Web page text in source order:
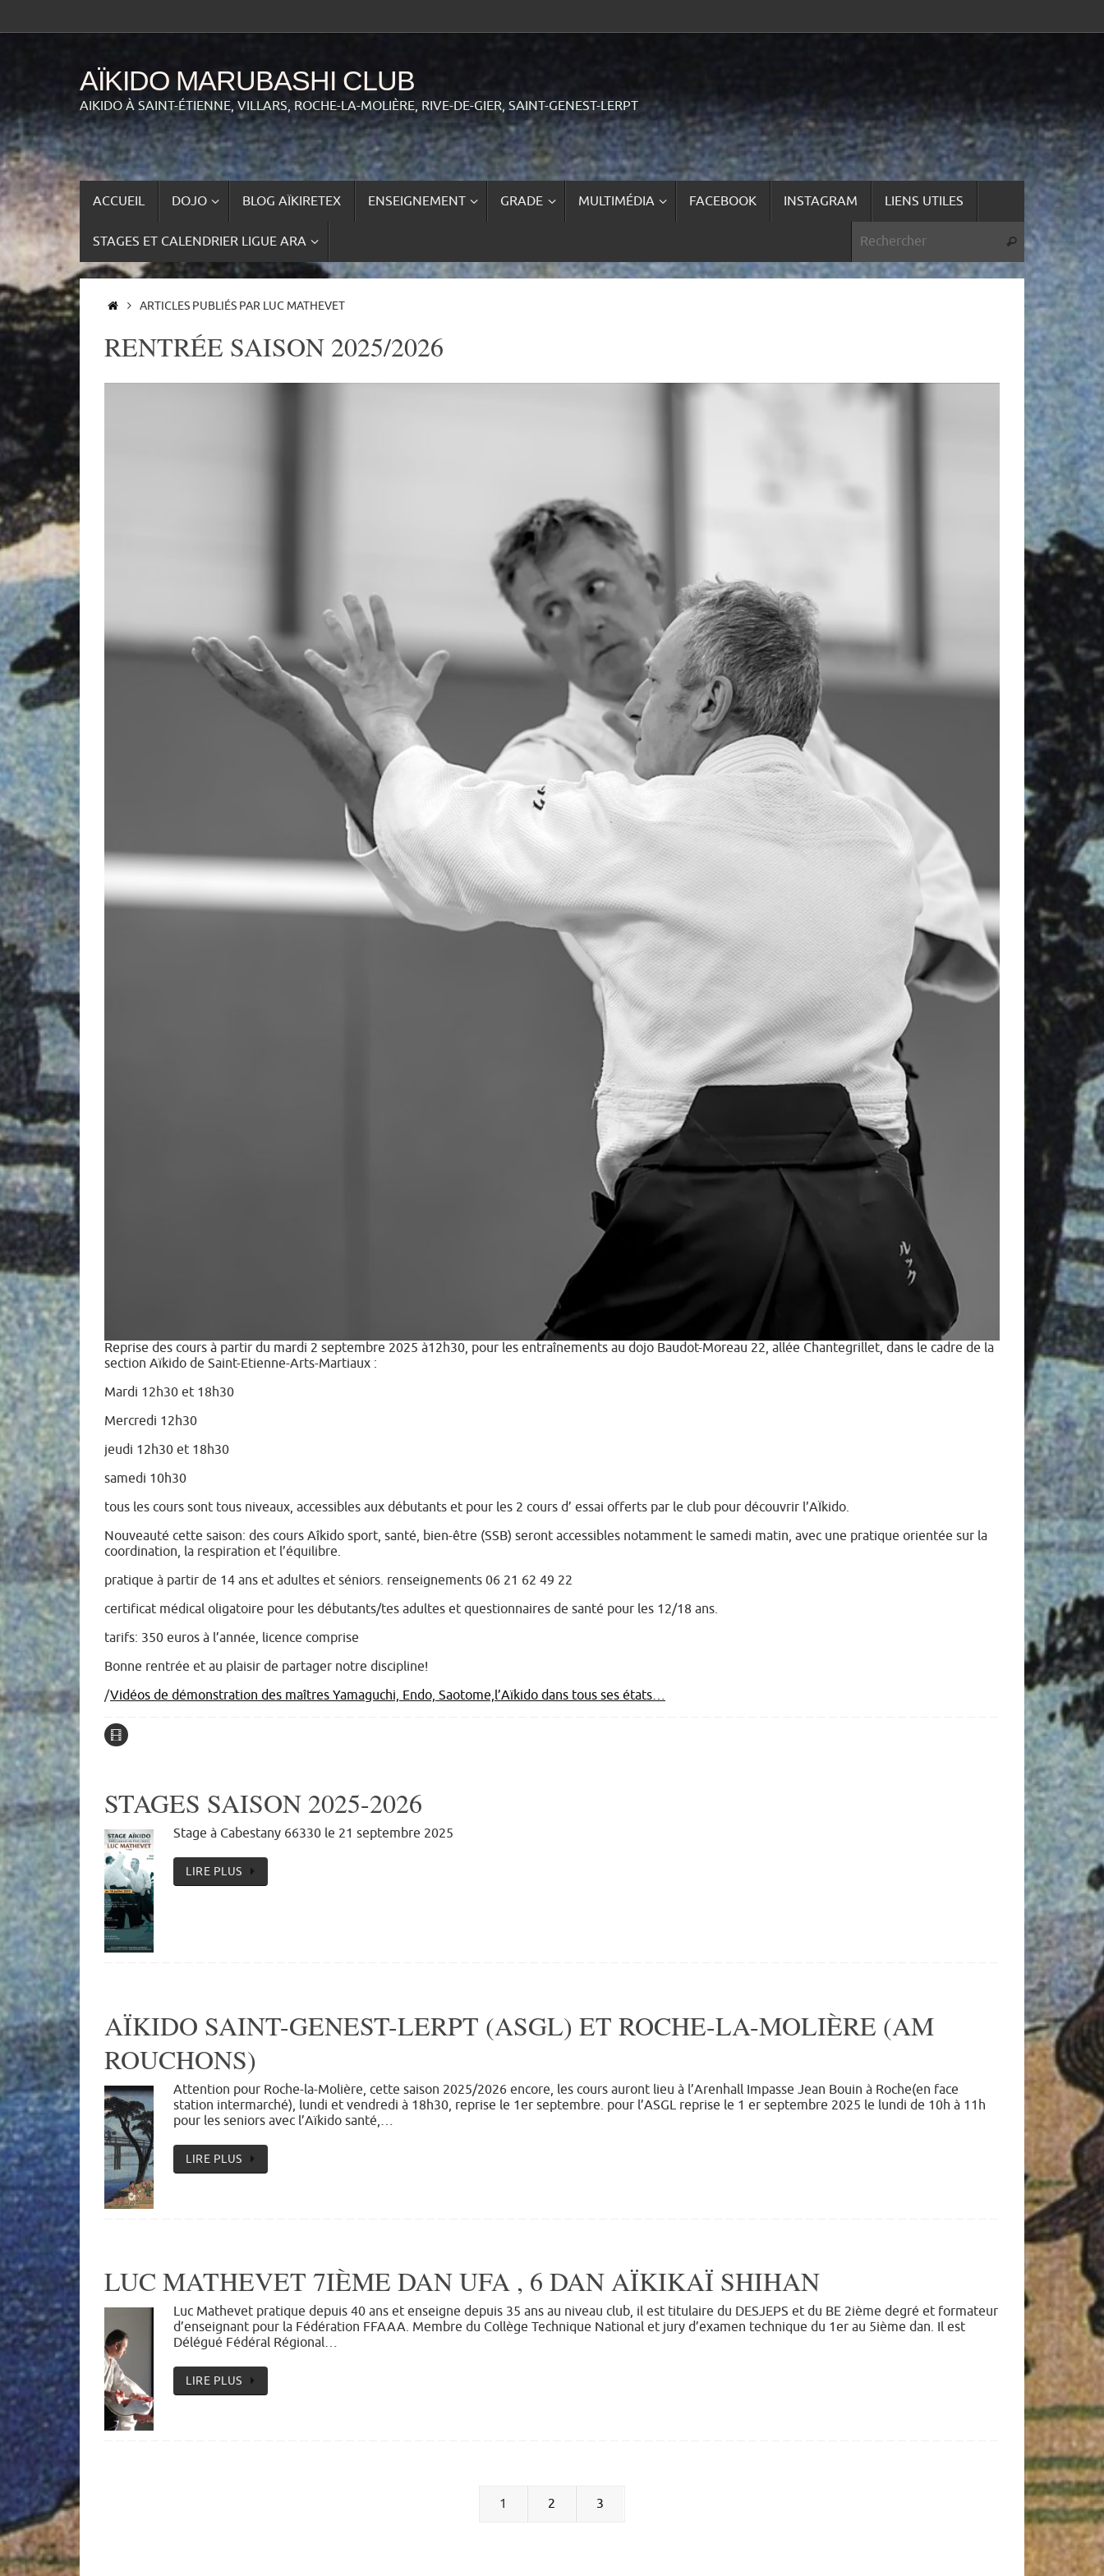
contenu
AÏKIDO MARUBASHI CLUB
AIKIDO À SAINT-ÉTIENNE, VILLARS, ROCHE-LA-MOLIÈRE, RIVE-DE-GIER, SAINT-GENEST-LERPT
PASSER
AU
CONTENU
ACCUEIL DOJO BLOG AÏKIRETEX ENSEIGNEMENT GRADE MULTIMÉDIA FACEBOOK INSTAGRAM LIENS UTILES
STAGES ET CALENDRIER LIGUE ARA
Recherche
Rechercher
ACCUEIL
ARTICLES PUBLIÉS PAR LUC MATHEVET
RENTRÉE SAISON 2025/2026
Reprise des cours à partir du mardi 2 septembre 2025 à12h30, pour les entraînements au dojo Baudot-Moreau 22, allée Chantegrillet, dans le cadre de la
section Aïkido de Saint-Etienne-Arts-Martiaux :
Mardi 12h30 et 18h30
Mercredi 12h30
jeudi 12h30 et 18h30
samedi 10h30
tous les cours sont tous niveaux, accessibles aux débutants et pour les 2 cours d’ essai offerts par le club pour découvrir l’AÏkido.
Nouveauté cette saison: des cours Aîkido sport, santé, bien-être (SSB) seront accessibles notamment le samedi matin, avec une pratique orientée sur la
coordination, la respiration et l’équilibre.
pratique à partir de 14 ans et adultes et séniors. renseignements 06 21 62 49 22
certificat médical oligatoire pour les débutants/tes adultes et questionnaires de santé pour les 12/18 ans.
tarifs: 350 euros à l’année, licence comprise
Bonne rentrée et au plaisir de partager notre discipline!
/Vidéos de démonstration des maîtres Yamaguchi, Endo, Saotome,l’Aïkido dans tous ses états…
STAGES SAISON 2025-2026
Stage à Cabestany 66330 le 21 septembre 2025
LIRE PLUS
AÏKIDO SAINT-GENEST-LERPT (ASGL) ET ROCHE-LA-MOLIÈRE (AM
ROUCHONS)
Attention pour Roche-la-Molière, cette saison 2025/2026 encore, les cours auront lieu à l’Arenhall Impasse Jean Bouin à Roche(en face
station intermarché), lundi et vendredi à 18h30, reprise le 1er septembre. pour l’ASGL reprise le 1 er septembre 2025 le lundi de 10h à 11h
pour les seniors avec l’Aïkido santé,…
LIRE PLUS
LUC MATHEVET 7IÈME DAN UFA , 6 DAN AÏKIKAÏ SHIHAN
Luc Mathevet pratique depuis 40 ans et enseigne depuis 35 ans au niveau club, il est titulaire du DESJEPS et du BE 2ième degré et formateur
d’enseignant pour la Fédération FFAAA. Membre du Collège Technique National et jury d’examen technique du 1er au 5ième dan. Il est
Délégué Fédéral Régional…
LIRE PLUS
1 2 3